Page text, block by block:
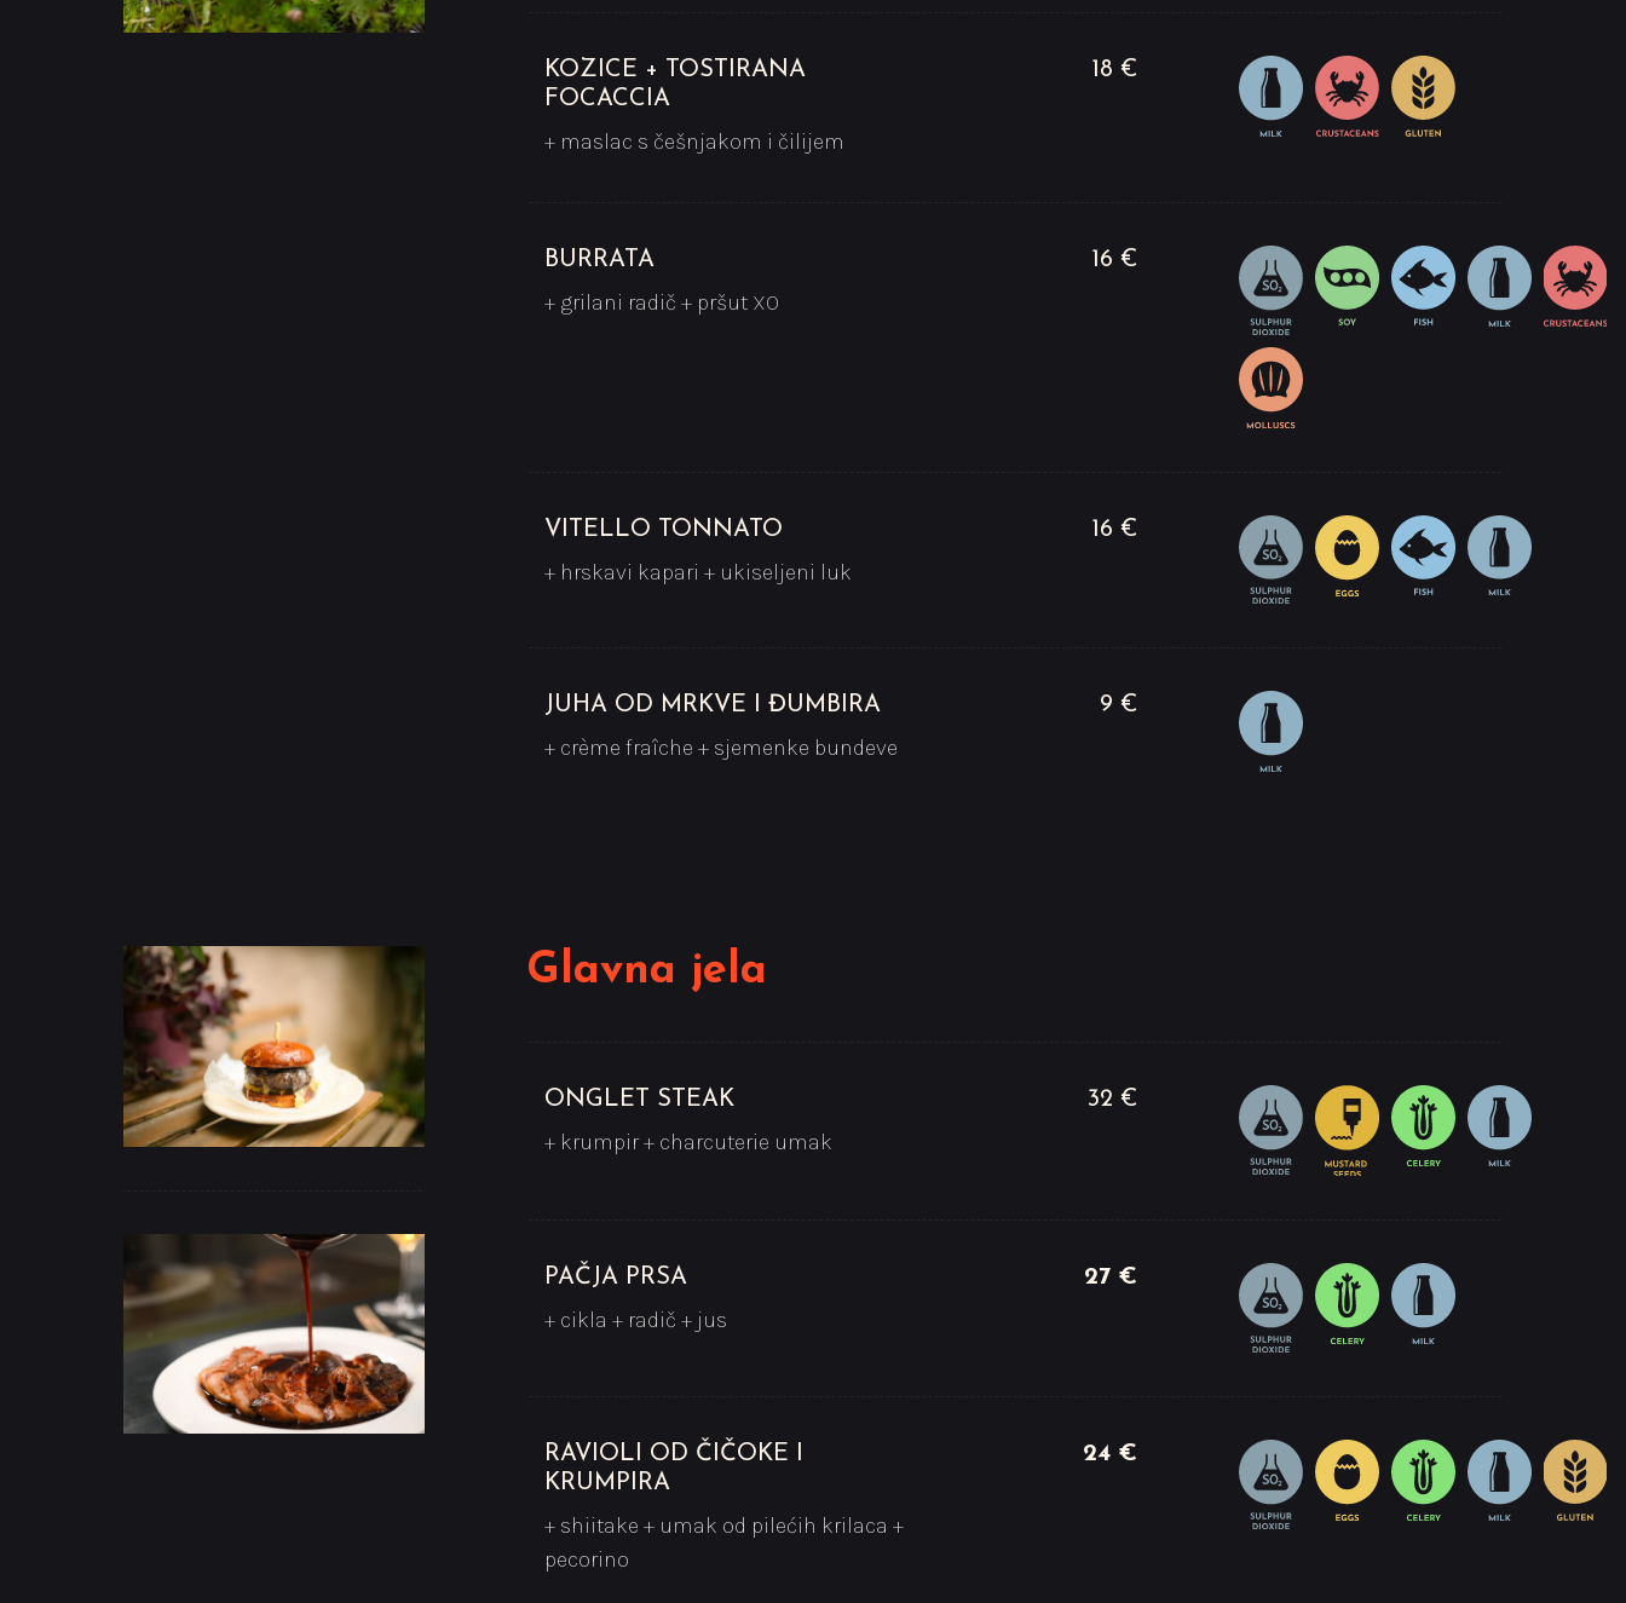
KOZICE + TOSTIRANA
FOCACCIA
+ maslac s češnjakom i čilijem
18 €
BURRATA
+ grilani radič + pršut XO
16 €
VITELLO TONNATO
+ hrskavi kapari + ukiseljeni luk
16 €
JUHA OD MRKVE I ĐUMBIRA
+ crème fraîche + sjemenke bundeve
9 €
Glavna jela
ONGLET STEAK
+ krumpir + charcuterie umak
32 €
PAČJA PRSA
+ cikla + radič + jus
27 €
RAVIOLI OD ČIČOKE I
KRUMPIRA
+ shiitake + umak od pilećih krilaca +
pecorino
24 €